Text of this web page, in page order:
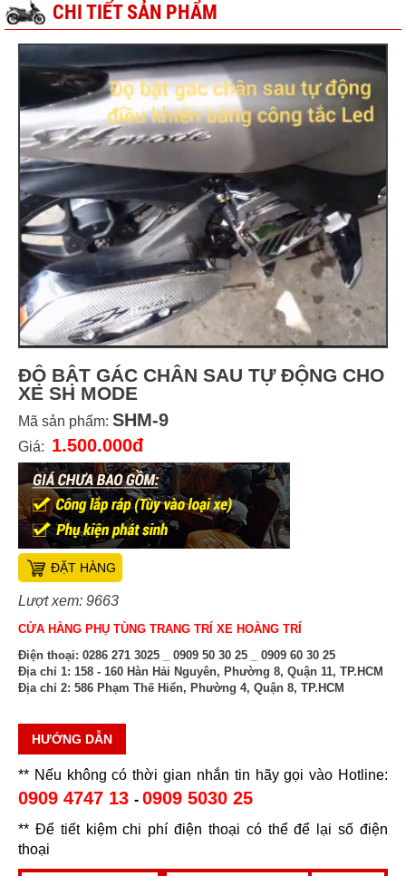
CHI TIẾT SẢN PHẨM
ĐỘ BẬT GÁC CHÂN SAU TỰ ĐỘNG CHO
XE SH MODE
Mã sản phẩm: SHM-9
Giá: 1.500.000đ
ĐẶT HÀNG
Lượt xem: 9663
CỬA HÀNG PHỤ TÙNG TRANG TRÍ XE HOÀNG TRÍ
Điện thoại: 0286 271 3025 _ 0909 50 30 25 _ 0909 60 30 25
Địa chỉ 1: 158 - 160 Hàn Hải Nguyên, Phường 8, Quận 11, TP.HCM
Địa chỉ 2: 586 Phạm Thế Hiển, Phường 4, Quận 8, TP.HCM
HƯỚNG DẪN
** Nếu không có thời gian nhắn tin hãy gọi vào Hotline:
0909 4747 13 - 0909 5030 25
** Để tiết kiệm chi phí điện thoại có thể để lại số điện
thoại